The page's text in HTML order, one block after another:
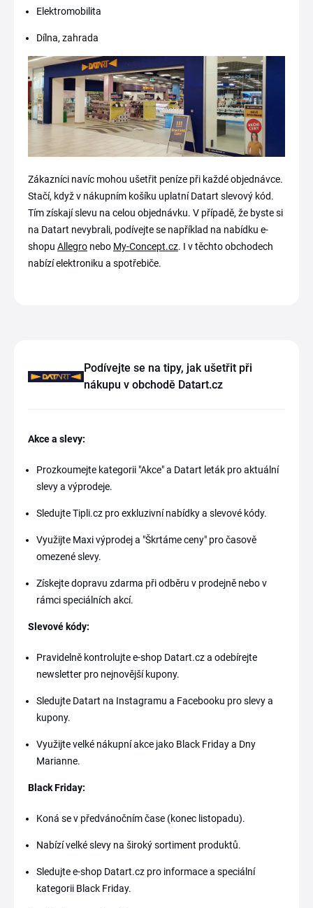
Elektromobilita
Dílna, zahrada
Zákazníci navíc mohou ušetřit peníze při každé objednávce.
Stačí, když v nákupním košíku uplatní Datart slevový kód.
Tím získají slevu na celou objednávku. V případě, že byste si
na Datart nevybrali, podívejte se například na nabídku e-
shopu Allegro nebo My-Concept.cz. I v těchto obchodech
nabízí elektroniku a spotřebiče.
Podívejte se na tipy, jak ušetřit při
nákupu v obchodě Datart.cz
Akce a slevy:
Prozkoumejte kategorii "Akce" a Datart leták pro aktuální
slevy a výprodeje.
Sledujte Tipli.cz pro exkluzivní nabídky a slevové kódy.
Využijte Maxi výprodej a "Škrtáme ceny" pro časově
omezené slevy.
Získejte dopravu zdarma při odběru v prodejně nebo v
rámci speciálních akcí.
Slevové kódy:
Pravidelně kontrolujte e-shop Datart.cz a odebírejte
newsletter pro nejnovější kupony.
Sledujte Datart na Instagramu a Facebooku pro slevy a
kupony.
Využijte velké nákupní akce jako Black Friday a Dny
Marianne.
Black Friday:
Koná se v předvánočním čase (konec listopadu).
Nabízí velké slevy na široký sortiment produktů.
Sledujte e-shop Datart.cz pro informace a speciální
kategorii Black Friday.